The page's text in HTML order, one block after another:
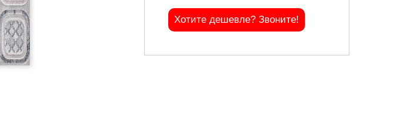
Хотите дешевле? Звоните!